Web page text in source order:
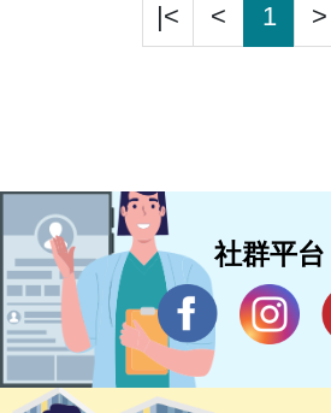
|< < 1 >
社群平台